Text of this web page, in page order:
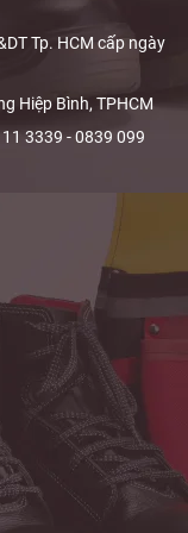
quả.
Tp. HCM cấp ngày
Hiệp Bình, TPHCM
3339 - 0839 099